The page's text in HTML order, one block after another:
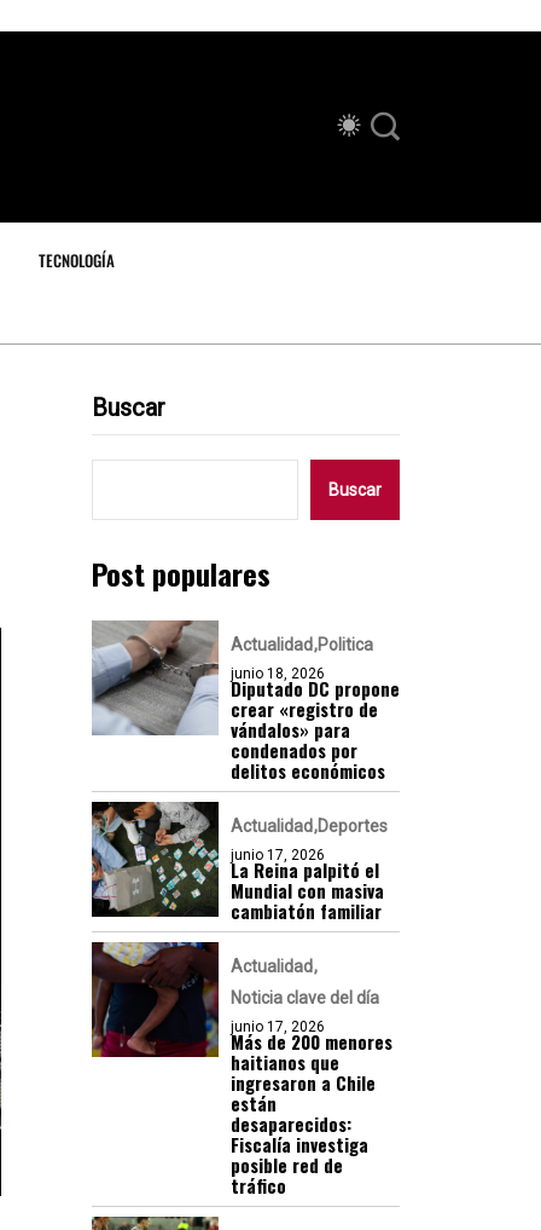
TECNOLOGÍA
Buscar
Buscar
Post populares
Actualidad Politica
junio 18, 2026
Diputado DC propone
crear «registro de
vándalos» para
condenados por
delitos económicos
Actualidad Deportes
junio 17, 2026
La Reina palpitó el
Mundial con masiva
cambiatón familiar
Actualidad
Noticia clave del día
junio 17, 2026
Más de 200 menores
haitianos que
ingresaron a Chile
están
desaparecidos:
Fiscalía investiga
posible red de
tráfico